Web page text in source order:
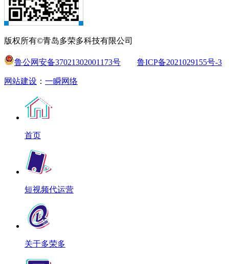
版权所有©青岛多荣多科技有限公司
鲁公网安备37021302001173号 鲁ICP备2021029155号-3
网站建设 ： 一瞬网络
首页
短视频代运营
关于多荣多